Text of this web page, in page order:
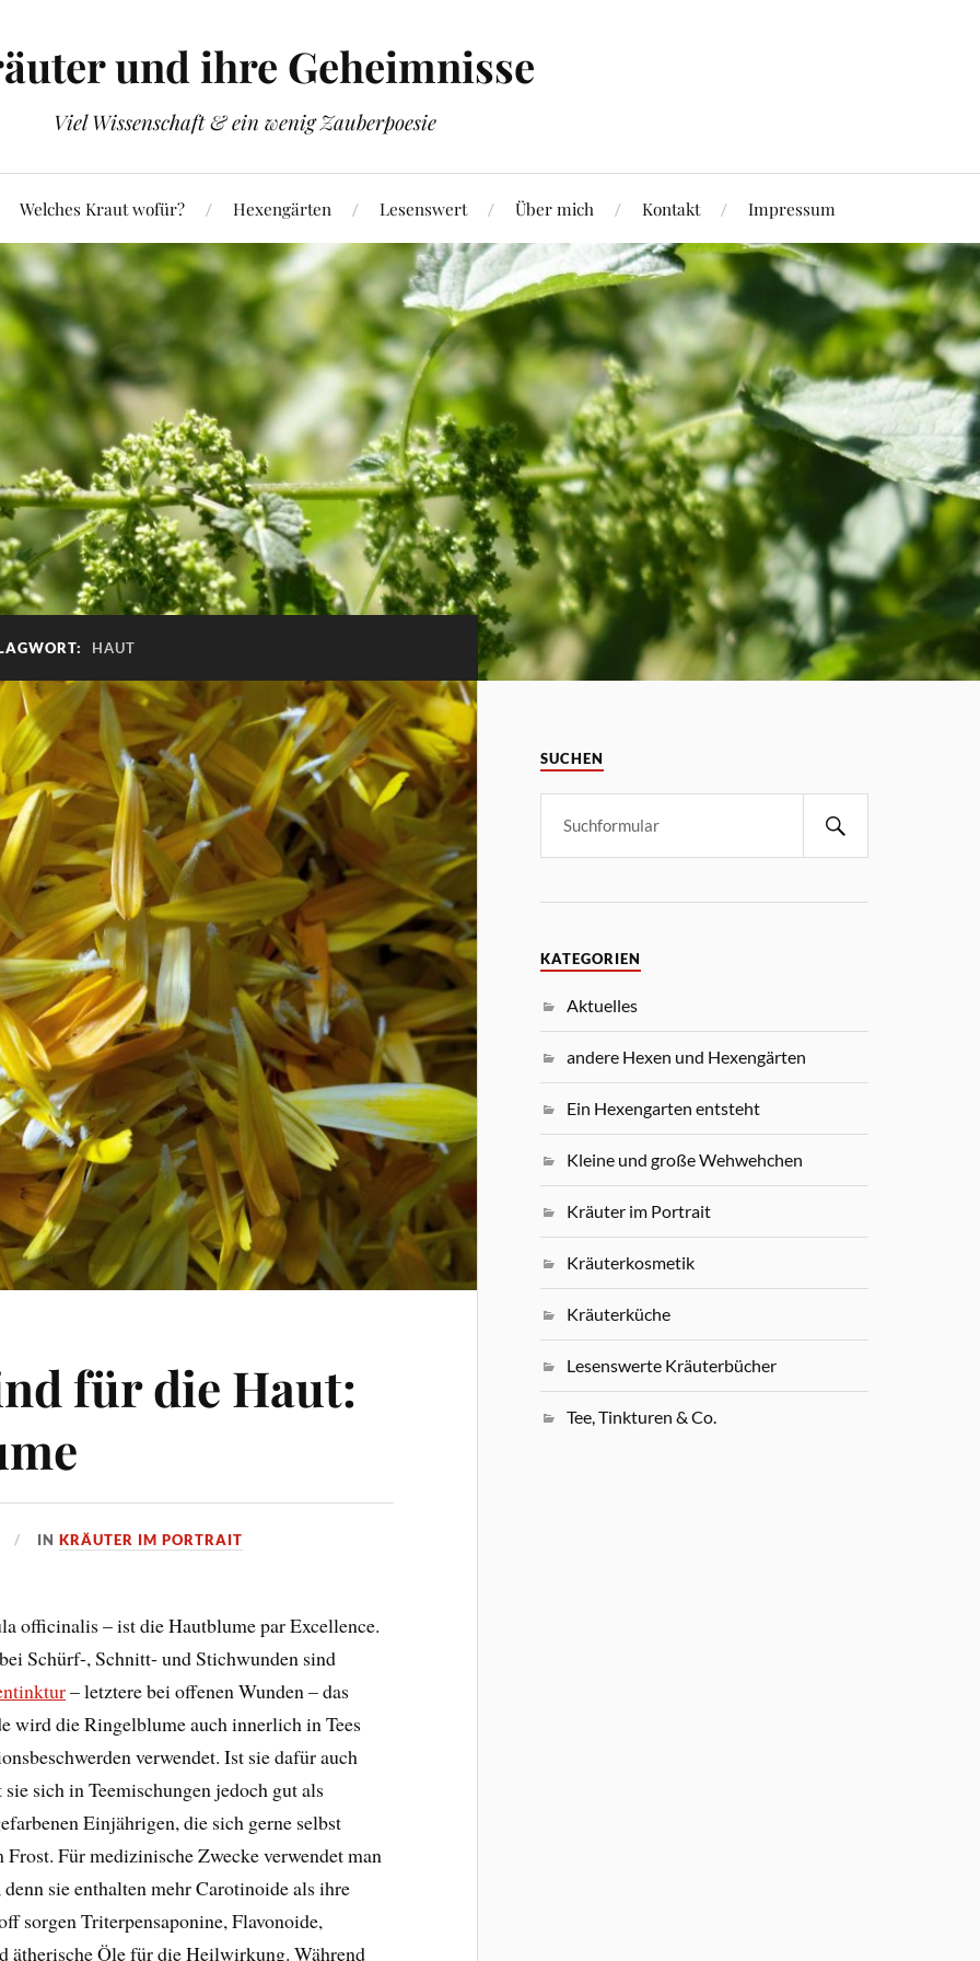
und ihre Geheimnisse
Viel Wissenschaft & ein wenig Zauberpoesie
Welches Kraut wofür? Hexengärten Lesenswert Über mich Kontakt Impressum
HAUT
für die Haut:
INKRÄUTER IM PORTRAIT
officinalis – ist die Hautblume par Excellence.
Schürf-, Schnitt- und Stichwunden sind
– letztere bei offenen Wunden – das
wird die Ringelblume auch innerlich in Tees
verwendet. Ist sie dafür auch
sich in Teemischungen jedoch gut als
Einjährigen, die sich gerne selbst
Für medizinische Zwecke verwendet man
sie enthalten mehr Carotinoide als ihre
sorgen Triterpensaponine, Flavonoide,
ätherische Öle für die Heilwirkung. Während
SUCHEN
KATEGORIEN
Aktuelles
andere Hexen und Hexengärten
Ein Hexengarten entsteht
Kleine und große Wehwehchen
Kräuter im Portrait
Kräuterkosmetik
Kräuterküche
Lesenswerte Kräuterbücher
Tee, Tinkturen & Co.